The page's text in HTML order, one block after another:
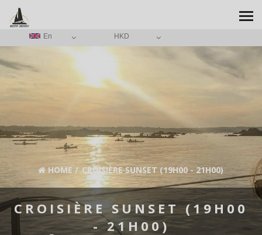
En HKD
HOME / CROISIÈRE SUNSET (19H00 - 21H00)
CROISIÈRE SUNSET (19H00
- 21H00)